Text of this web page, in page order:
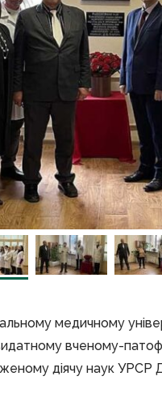
медичному
вченому-
діячу наук УРСР